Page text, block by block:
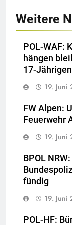
Weitere
POL-WAF:
hängen
17-
19. Juni
FW Alpen:
Feuerwehr
19. Juni
BPOL
fündig
19. Juni
POL-HF: